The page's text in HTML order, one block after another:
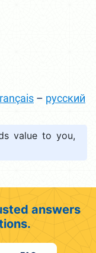
– русский
value to you,
answers